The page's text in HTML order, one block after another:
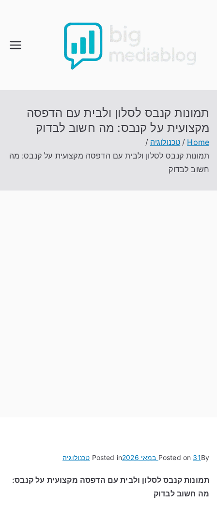
תמונות קנבס לסלון ולבית עם הדפסה
מקצועית על קנבס: מה חשוב לבדוק
Home
טכנולוגיה
תמונות קנבס לסלון ולבית עם הדפסה מקצועית על קנבס: מה
חשוב לבדוק
By
Posted on 31 במאי 2026 Posted in טכנולוגיה
תמונות קנבס לסלון ולבית עם הדפסה מקצועית על קנבס:
מה חשוב לבדוק